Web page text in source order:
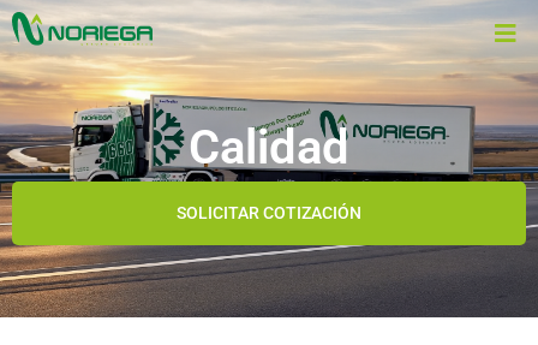
Ir
al
contenido
Calidad
SOLICITAR COTIZACIÓN